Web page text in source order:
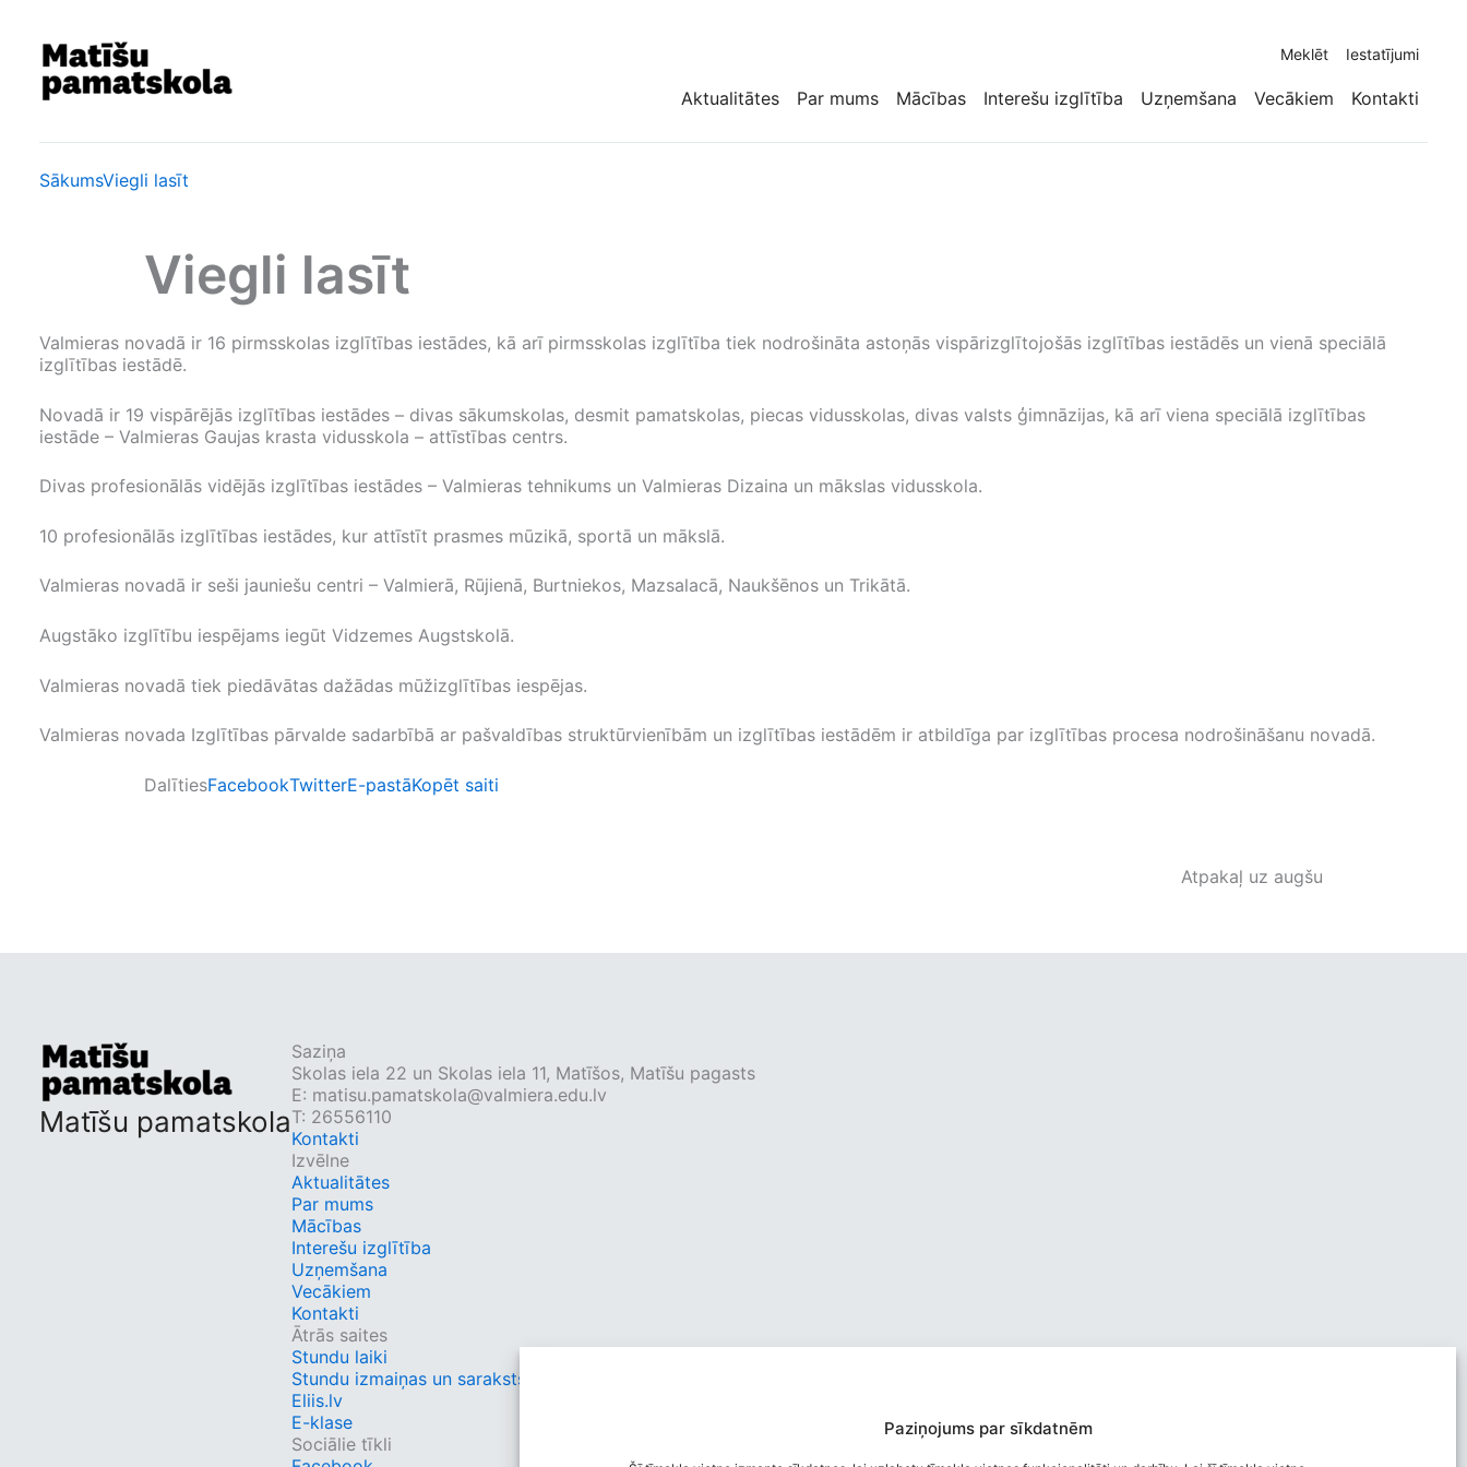
Paziņojums par sīkdatnēm
content
Meklēt Iestatījumi
Aktualitātes Par mums Mācības Interešu izglītība Uzņemšana Vecākiem Kontakti
SākumsViegli lasīt
Viegli lasīt
Valmieras novadā ir 16 pirmsskolas izglītības iestādes, kā arī pirmsskolas izglītība tiek nodrošināta astoņās vispārizglītojošās izglītības iestādēs un vienā speciālā
izglītības iestādē.
Novadā ir 19 vispārējās izglītības iestādes – divas sākumskolas, desmit pamatskolas, piecas vidusskolas, divas valsts ģimnāzijas, kā arī viena speciālā izglītības
iestāde – Valmieras Gaujas krasta vidusskola – attīstības centrs.
Divas profesionālās vidējās izglītības iestādes – Valmieras tehnikums un Valmieras Dizaina un mākslas vidusskola.
10 profesionālās izglītības iestādes, kur attīstīt prasmes mūzikā, sportā un mākslā.
Valmieras novadā ir seši jauniešu centri – Valmierā, Rūjienā, Burtniekos, Mazsalacā, Naukšēnos un Trikātā.
Augstāko izglītību iespējams iegūt Vidzemes Augstskolā.
Valmieras novadā tiek piedāvātas dažādas mūžizglītības iespējas.
Valmieras novada Izglītības pārvalde sadarbībā ar pašvaldības struktūrvienībām un izglītības iestādēm ir atbildīga par izglītības procesa nodrošināšanu novadā.
DalītiesFacebookTwitterE-pastāKopēt saiti
Atpakaļ uz augšu
Matīšu pamatskola
Saziņa
Skolas iela 22 un Skolas iela 11, Matīšos, Matīšu pagasts
E: matisu.pamatskola@valmiera.edu.lv
T: 26556110
Kontakti
Izvēlne
Aktualitātes
Par mums
Mācības
Interešu izglītība
Uzņemšana
Vecākiem
Kontakti
Ātrās saites
Stundu laiki
Stundu izmaiņas un saraksts
Eliis.lv
E-klase
Sociālie tīkli